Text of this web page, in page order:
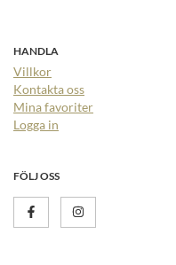
HANDLA
Villkor
Kontakta oss
Mina favoriter
Logga in
FÖLJ OSS